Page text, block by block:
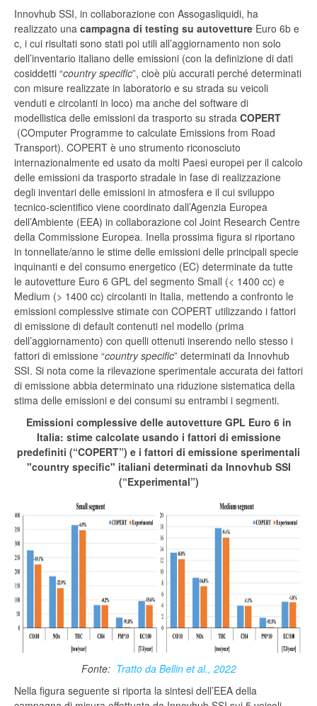
Innovhub SSI, in collaborazione con Assogasliquidi, ha
realizzato una campagna di testing su autovetture Euro 6b e
c, i cui risultati sono stati poi utili all’aggiornamento non solo
dell’inventario italiano delle emissioni (con la definizione di dati
cosiddetti “country specific”, cioè più accurati perché determinati
con misure realizzate in laboratorio e su strada su veicoli
venduti e circolanti in loco) ma anche del software di
modellistica delle emissioni da trasporto su strada COPERT
(COmputer Programme to calculate Emissions from Road
Transport). COPERT è uno strumento riconosciuto
internazionalmente ed usato da molti Paesi europei per il calcolo
delle emissioni da trasporto stradale in fase di realizzazione
degli inventari delle emissioni in atmosfera e il cui sviluppo
tecnico-scientifico viene coordinato dall’Agenzia Europea
dell’Ambiente (EEA) in collaborazione col Joint Research Centre
della Commissione Europea. Inella prossima figura si riportano
in tonnellate/anno le stime delle emissioni delle principali specie
inquinanti e del consumo energetico (EC) determinate da tutte
le autovetture Euro 6 GPL del segmento Small (< 1400 cc) e
Medium (> 1400 cc) circolanti in Italia, mettendo a confronto le
emissioni complessive stimate con COPERT utilizzando i fattori
di emissione di default contenuti nel modello (prima
dell’aggiornamento) con quelli ottenuti inserendo nello stesso i
fattori di emissione “country specific” determinati da Innovhub
SSI. Si nota come la rilevazione sperimentale accurata dei fattori
di emissione abbia determinato una riduzione sistematica della
stima delle emissioni e dei consumi su entrambi i segmenti.
Emissioni complessive delle autovetture GPL Euro 6 in
Italia: stime calcolate usando i fattori di emissione
predefiniti (“COPERT”) e i fattori di emissione sperimentali
"country specific" italiani determinati da Innovhub SSI
(“Experimental”)
Fonte: Tratto da Bellin et al., 2022
Nella figura seguente si riporta la sintesi dell’EEA della